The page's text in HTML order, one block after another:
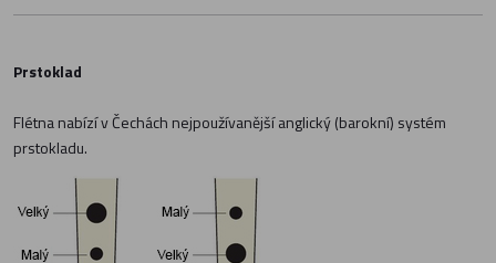
Prstoklad
Flétna nabízí v Čechách nejpoužívanější anglický (barokní) systém
prstokladu.